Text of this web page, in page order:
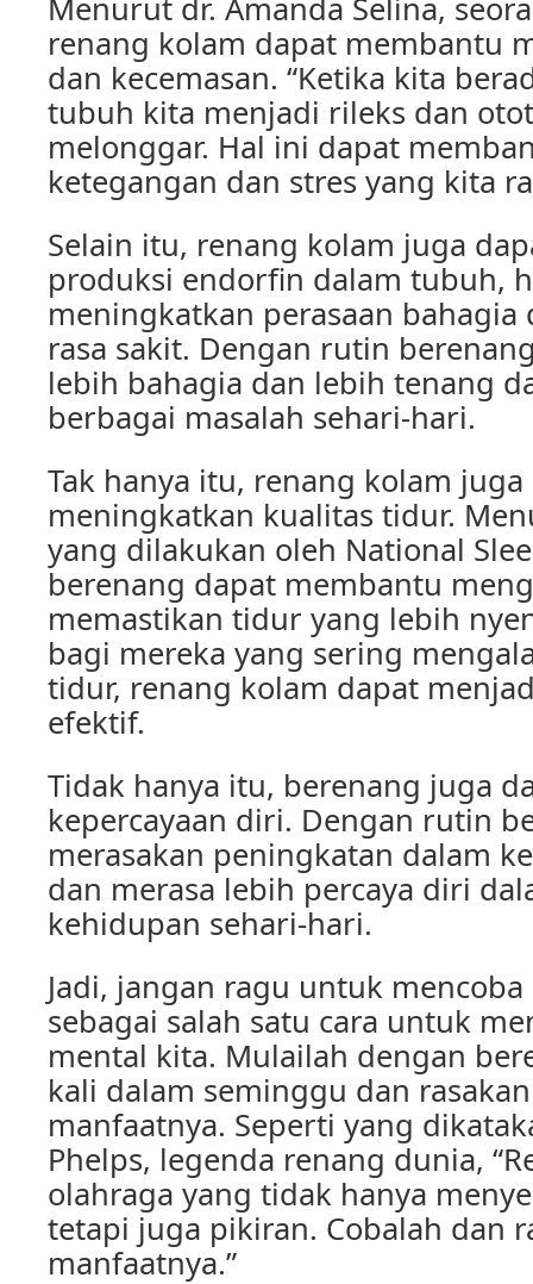
Menurut dr. Amanda Selina,
renang kolam dapat membantu
dan kecemasan. “Ketika kita
tubuh kita menjadi rileks dan
melonggar. Hal ini dapat
ketegangan dan stres yang kita
Selain itu, renang kolam juga
produksi endorfin dalam tubuh,
meningkatkan perasaan
rasa sakit. Dengan rutin
lebih bahagia dan lebih tenang
berbagai masalah sehari-hari.
Tak hanya itu, renang kolam
meningkatkan kualitas tidur.
yang dilakukan oleh National
berenang dapat membantu
memastikan tidur yang lebih
bagi mereka yang sering
tidur, renang kolam dapat
efektif.
Tidak hanya itu, berenang juga
kepercayaan diri. Dengan rutin
merasakan peningkatan dalam
dan merasa lebih percaya diri
kehidupan sehari-hari.
Jadi, jangan ragu untuk
sebagai salah satu cara untuk
mental kita. Mulailah dengan
kali dalam seminggu dan
manfaatnya. Seperti yang
Phelps, legenda renang dunia,
olahraga yang tidak hanya
tetapi juga pikiran. Cobalah dan
manfaatnya.”